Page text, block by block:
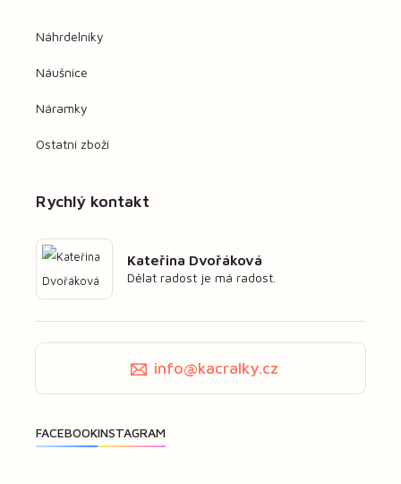
Náhrdelníky
Náušnice
Náramky
Ostatní zboží
Rychlý kontakt
Kateřina Dvořáková
Dělat radost je má radost.
info@kacralky.cz